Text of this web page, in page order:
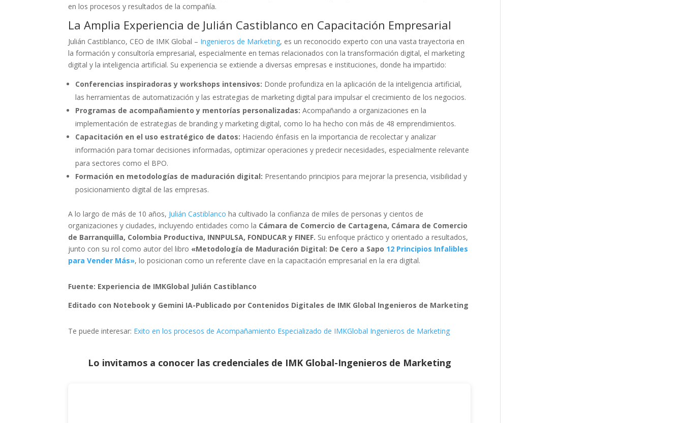
en los procesos y resultados de la compañía.
La Amplia Experiencia de Julián Castiblanco en Capacitación Empresarial
Julián Castiblanco, CEO de IMK Global – Ingenieros de Marketing, es un reconocido experto con una vasta trayectoria en
la formación y consultoría empresarial, especialmente en temas relacionados con la transformación digital, el marketing
digital y la inteligencia artificial. Su experiencia se extiende a diversas empresas e instituciones, donde ha impartido:
Conferencias inspiradoras y workshops intensivos: Donde profundiza en la aplicación de la inteligencia artificial,
las herramientas de automatización y las estrategias de marketing digital para impulsar el crecimiento de los negocios.
Programas de acompañamiento y mentorías personalizadas: Acompañando a organizaciones en la
implementación de estrategias de branding y marketing digital, como lo ha hecho con más de 48 emprendimientos.
Capacitación en el uso estratégico de datos: Haciendo énfasis en la importancia de recolectar y analizar
información para tomar decisiones informadas, optimizar operaciones y predecir necesidades, especialmente relevante
para sectores como el BPO.
Formación en metodologías de maduración digital: Presentando principios para mejorar la presencia, visibilidad y
posicionamiento digital de las empresas.
A lo largo de más de 10 años, Julián Castiblanco ha cultivado la confianza de miles de personas y cientos de
organizaciones y ciudades, incluyendo entidades como la Cámara de Comercio de Cartagena, Cámara de Comercio
de Barranquilla, Colombia Productiva, INNPULSA, FONDUCAR y FINEF. Su enfoque práctico y orientado a resultados,
junto con su rol como autor del libro «Metodología de Maduración Digital: De Cero a Sapo 12 Principios Infalibles
para Vender Más», lo posicionan como un referente clave en la capacitación empresarial en la era digital.
Fuente: Experiencia de IMKGlobal Julián Castiblanco
Editado con Notebook y Gemini IA-Publicado por Contenidos Digitales de IMK Global Ingenieros de Marketing
Te puede interesar: Exito en los procesos de Acompañamiento Especializado de IMKGlobal Ingenieros de Marketing
Lo invitamos a conocer las credenciales de IMK Global-Ingenieros de Marketing